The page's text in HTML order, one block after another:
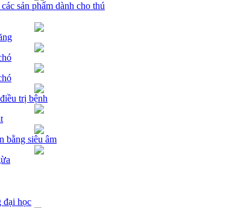
sản phẩm dành cho thú
trị bệnh
bằng siêu âm
đại học